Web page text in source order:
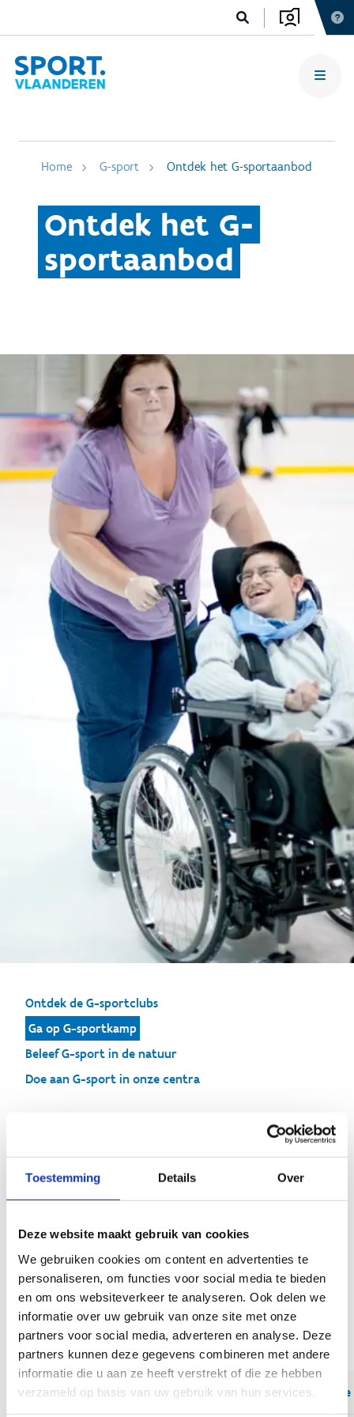
Toestemming Details Over
Deze website maakt gebruik van cookies
We gebruiken cookies om content en advertenties te
personaliseren, om functies voor social media te bieden
en om ons websiteverkeer te analyseren. Ook delen we
informatie over uw gebruik van onze site met onze
partners voor social media, adverteren en analyse. Deze
partners kunnen deze gegevens combineren met andere
informatie die u aan ze heeft verstrekt of die ze hebben
verzameld op basis van uw gebruik van hun services.
Home G-sport Ontdek het G-sportaanbod
Ontdek het G-
sportaanbod
Ontdek de G-sportclubs
Ga op G-sportkamp
Beleef G-sport in de natuur
Doe aan G-sport in onze centra
Ga op G-sportkamp
provincie
Ben je op zoek naar een G-sportkamp? Neem dan een
kijkje in onze flyers. Per provincie vind je een overzicht
van de G-sportkampen van Sport Vlaanderen zowel als
van andere aanbieders.
Download de G-sportkampen flyer 2026